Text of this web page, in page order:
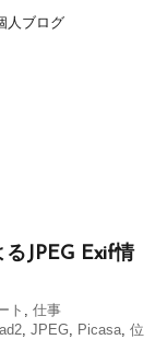
人ブログ
るJPEG Exif情
ト , 仕事
, JPEG, Picasa, 位